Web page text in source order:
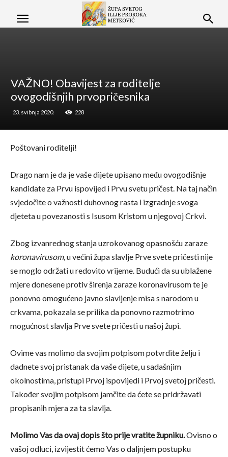
VAŽNO! Obavijest za roditelje
ovogodišnjih prvopričesnika
23. svibnja 2020. 228
Poštovani roditelji!
Drago nam je da je vaše dijete upisano među ovogodišnje
kandidate za Prvu ispovijed i Prvu svetu pričest. Na taj način
svjedočite o važnosti duhovnog rasta i izgradnje svoga
djeteta u povezanosti s Isusom Kristom u njegovoj Crkvi.
Zbog izvanrednog stanja uzrokovanog opasnošću zaraze
koronavirusom, u većini župa slavlje Prve svete pričesti nije
se moglo održati u redovito vrijeme. Budući da su ublažene
mjere donesene protiv širenja zaraze koronavirusom te je
ponovno omogućeno javno slavljenje misa s narodom u
crkvama, pokazala se prilika da ponovno razmotrimo
mogućnost slavlja Prve svete pričesti u našoj župi.
Ovime vas molimo da svojim potpisom potvrdite želju i
dadnete svoj pristanak da vaše dijete, u sadašnjim
okolnostima, pristupi Prvoj ispovijedi i Prvoj svetoj pričesti.
Također svojim potpisom jamčite da ćete se pridržavati
propisanih mjera za ta slavlja.
Molimo Vas da ovaj dopis što prije vratite župniku.Ovisno o
vašoj odluci, izvijestit ćemo Vas o daljnjem postupku